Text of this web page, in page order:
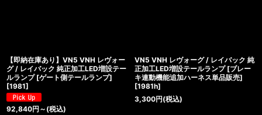
【即納在庫あり】VN5 VNH レヴォー
グ / レイバック 純正加工LED増設テー
ルランプ [ゲート側テールランプ]
[1981]
92,840円 ～ (税込)
VN5 VNH レヴォーグ / レイバック 純
正加工LED増設テールランプ [ブレー
キ連動機能追加ハーネス単品販売]
[1981h]
3,300円(税込)